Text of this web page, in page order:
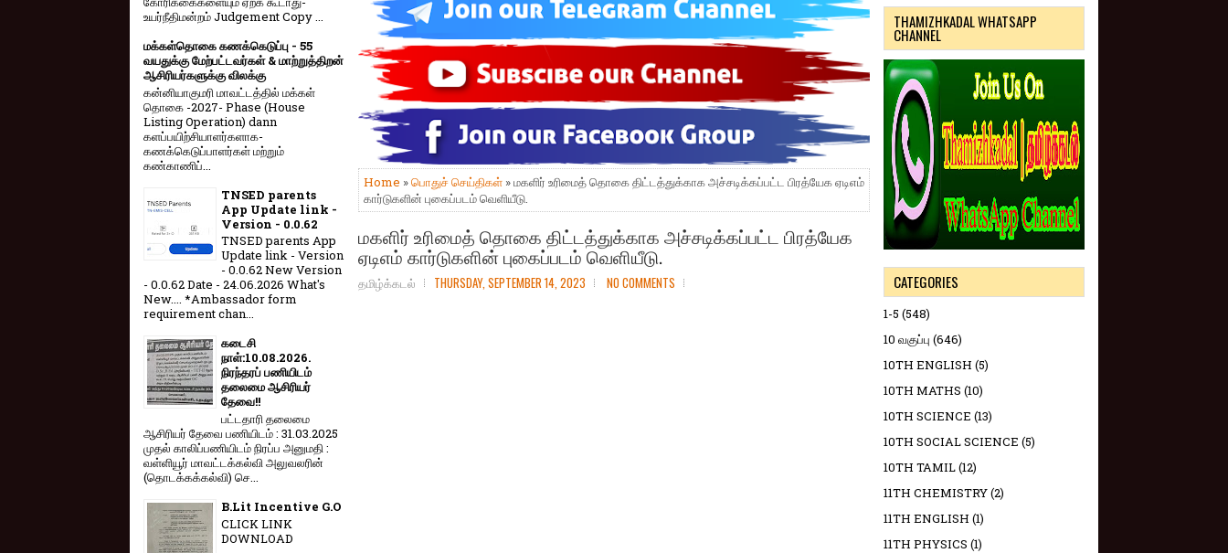
Home »பொதுச் செய்திகள் » மகளிர் உரிமைத் தொகை திட்டத்துக்காக அச்சடிக்கப்பட்ட பிரத்யேக ஏடிஎம்
கார்டுகளின் புகைப்படம் வெளியீடு.
மகளிர் உரிமைத் தொகை திட்டத்துக்காக அச்சடிக்கப்பட்ட பிரத்யேக
ஏடிஎம் கார்டுகளின் புகைப்படம் வெளியீடு.
தமிழ்க்கடல் THURSDAY, SEPTEMBER 14, 2023 NO COMMENTS
உயர்நீதிமன்றம் Judgement Copy ...
மக்கள்தொகை கணக்கெடுப்பு - 55
வயதுக்கு மேற்பட்டவர்கள் & மாற்றுத்திறன்
ஆசிரியர்களுக்கு விலக்கு
கன்னியாகுமரி மாவட்டத்தில் மக்கள்
தொகை -2027- Phase (House
Listing Operation) dann
களப்பயிற்சியாளர்களாக-
கணக்கெடுப்பாளர்கள் மற்றும்
கண்காணிப்...
TNSED parents
App Update link -
Version - 0.0.62
TNSED parents App
Update link - Version
- 0.0.62 New Version
- 0.0.62 Date - 24.06.2026 What's
New.... *Ambassador form
requirement chan...
கடைசி
நாள்:10.08.2026.
நிரந்தரப் பணியிடம்
தலைமை ஆசிரியர்
தேவை!!
பட்டதாரி தலைமை
ஆசிரியர் தேவை பணியிடம் : 31.03.2025
முதல் காலிப்பணியிடம் நிரப்ப அனுமதி :
வள்ளியூர் மாவட்டக்கல்வி அலுவலரின்
(தொடக்கக்கல்வி) செ...
B.Lit Incentive G.O
CLICK LINK
DOWNLOAD
THAMIZHKADAL WHATSAPP
CHANNEL
CATEGORIES
1-5 (548)
10 வகுப்பு (646)
10TH ENGLISH (5)
10TH MATHS (10)
10TH SCIENCE (13)
10TH SOCIAL SCIENCE (5)
10TH TAMIL(12)
11TH CHEMISTRY(2)
11TH ENGLISH (1)
11TH PHYSICS (1)